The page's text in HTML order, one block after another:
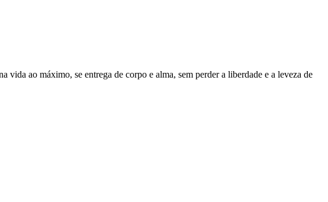
ao máximo, se entrega de corpo e alma, sem perder a liberdade e a leveza de